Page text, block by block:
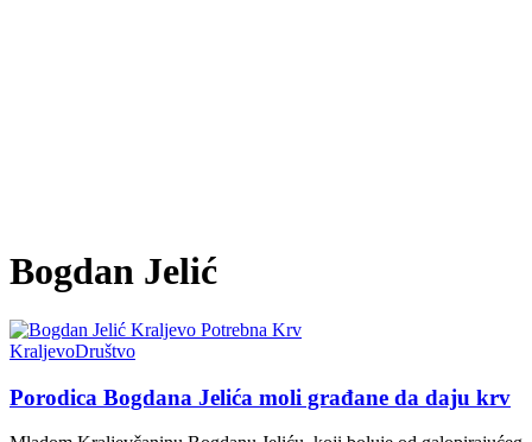
Bogdan Jelić
KraljevoDruštvo
Porodica Bogdana Jelića moli građane da daju krv